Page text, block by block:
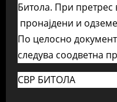
Битола. При претрес
пронајдени и
По целосно
следува соодветна
СВР БИТОЛА